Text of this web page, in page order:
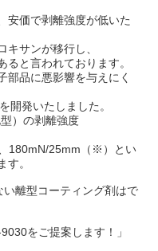
安価で剥離強度が低いた
キサンが移行し、
と言われております。
品に悪影響を与えにく
開発いたしました。
）の剥離強度
180mN/25mm（※）とい
す。
離型コーティング剤はで
をご提案します！」